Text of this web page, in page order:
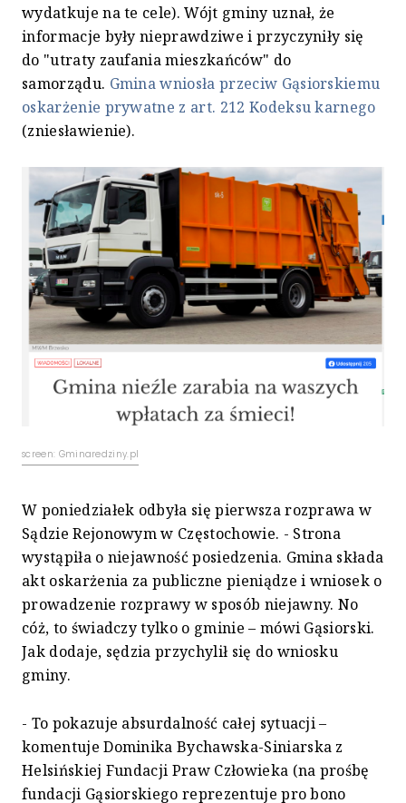
wydatkuje na te cele). Wójt gminy uznał, że
informacje były nieprawdziwe i przyczyniły się
do "utraty zaufania mieszkańców" do
samorządu. Gmina wniosła przeciw Gąsiorskiemu
oskarżenie prywatne z art. 212 Kodeksu karnego
(zniesławienie).
screen: Gminaredziny.pl
W poniedziałek odbyła się pierwsza rozprawa w
Sądzie Rejonowym w Częstochowie. - Strona
wystąpiła o niejawność posiedzenia. Gmina składa
akt oskarżenia za publiczne pieniądze i wniosek o
prowadzenie rozprawy w sposób niejawny. No
cóż, to świadczy tylko o gminie – mówi Gąsiorski.
Jak dodaje, sędzia przychylił się do wniosku
gminy.
- To pokazuje absurdalność całej sytuacji –
komentuje Dominika Bychawska-Siniarska z
Helsińskiej Fundacji Praw Człowieka (na prośbę
fundacji Gąsiorskiego reprezentuje pro bono